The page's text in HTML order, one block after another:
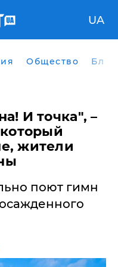
UA
Общество
И точка", –
жители
поют гимн